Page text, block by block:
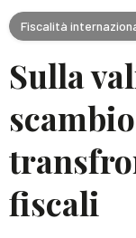
Fiscalità
Sulla
fiscali